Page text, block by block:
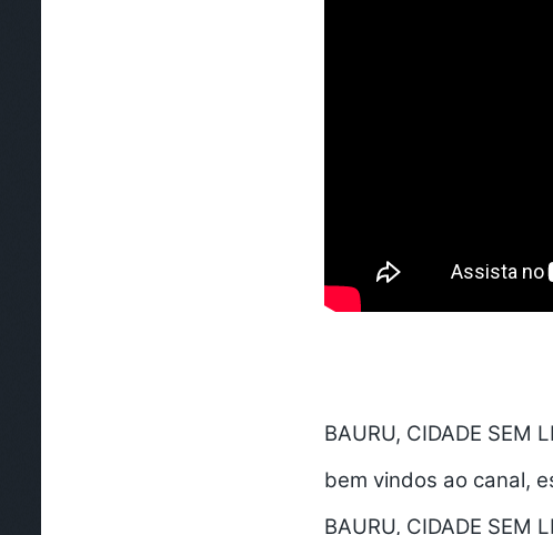
BAURU, CIDADE SEM
bem vindos ao canal,
BAURU, CIDADE SEM